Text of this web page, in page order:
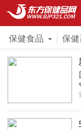
保健食品 保